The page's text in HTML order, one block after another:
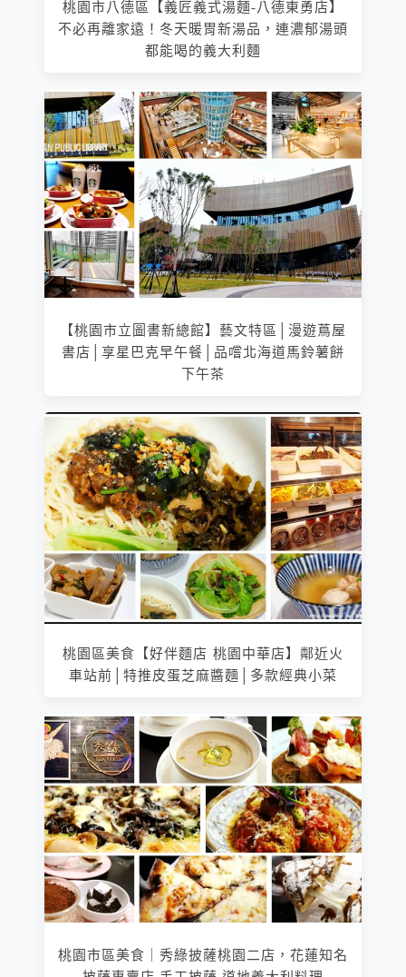
桃園市八德區【義匠義式湯麵-八德東勇店】
不必再離家遠！冬天暖胃新湯品，連濃郁湯頭
都能喝的義大利麵
【桃園市立圖書新總館】藝文特區│漫遊蔦屋
書店│享星巴克早午餐│品嚐北海道馬鈴薯餅
下午茶
桃園區美食【好伴麵店 桃園中華店】鄰近火
車站前│特推皮蛋芝麻醬麵│多款經典小菜
桃園市區美食｜秀綠披薩桃園二店，花蓮知名